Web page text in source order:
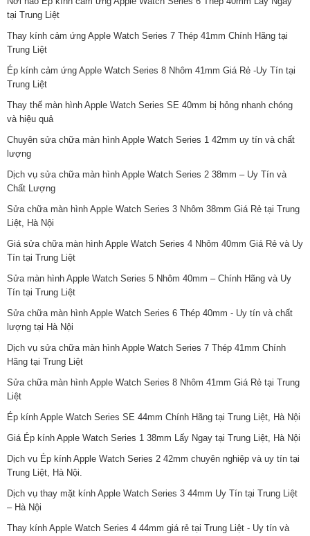
tại Trung Liệt
Thay kính cảm ứng Apple Watch Series 7 Thép 41mm Chính Hãng tại
Trung Liệt
Ép kính cảm ứng Apple Watch Series 8 Nhôm 41mm Giá Rẻ -Uy Tín tại
Trung Liệt
Thay thế màn hình Apple Watch Series SE 40mm bị hỏng nhanh chóng
và hiệu quả
Chuyên sửa chữa màn hình Apple Watch Series 1 42mm uy tín và chất
lượng
Dịch vụ sửa chữa màn hình Apple Watch Series 2 38mm – Uy Tín và
Chất Lượng
Sửa chữa màn hình Apple Watch Series 3 Nhôm 38mm Giá Rẻ tại Trung
Liệt, Hà Nội
Giá sửa chữa màn hình Apple Watch Series 4 Nhôm 40mm Giá Rẻ và Uy
Tín tại Trung Liệt
Sửa màn hình Apple Watch Series 5 Nhôm 40mm – Chính Hãng và Uy
Tín tại Trung Liệt
Sửa chữa màn hình Apple Watch Series 6 Thép 40mm - Uy tín và chất
lượng tại Hà Nội
Dịch vụ sửa chữa màn hình Apple Watch Series 7 Thép 41mm Chính
Hãng tại Trung Liệt
Sửa chữa màn hình Apple Watch Series 8 Nhôm 41mm Giá Rẻ tại Trung
Liệt
Ép kính Apple Watch Series SE 44mm Chính Hãng tại Trung Liệt, Hà Nội
Giá Ép kính Apple Watch Series 1 38mm Lấy Ngay tại Trung Liệt, Hà Nội
Dịch vụ Ép kính Apple Watch Series 2 42mm chuyên nghiệp và uy tín tại
Trung Liệt, Hà Nội.
Dịch vụ thay mặt kính Apple Watch Series 3 44mm Uy Tín tại Trung Liệt
– Hà Nội
Thay kính Apple Watch Series 4 44mm giá rẻ tại Trung Liệt - Uy tín và